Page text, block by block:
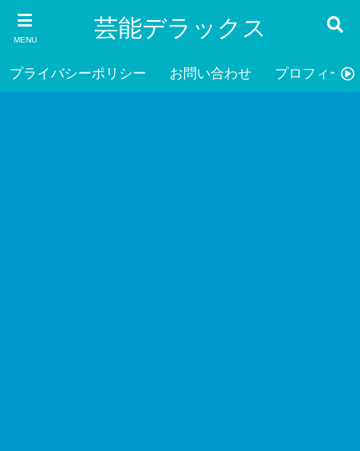
MENU 芸能デラックス
プライバシーポリシー お問い合わせ プロフィール